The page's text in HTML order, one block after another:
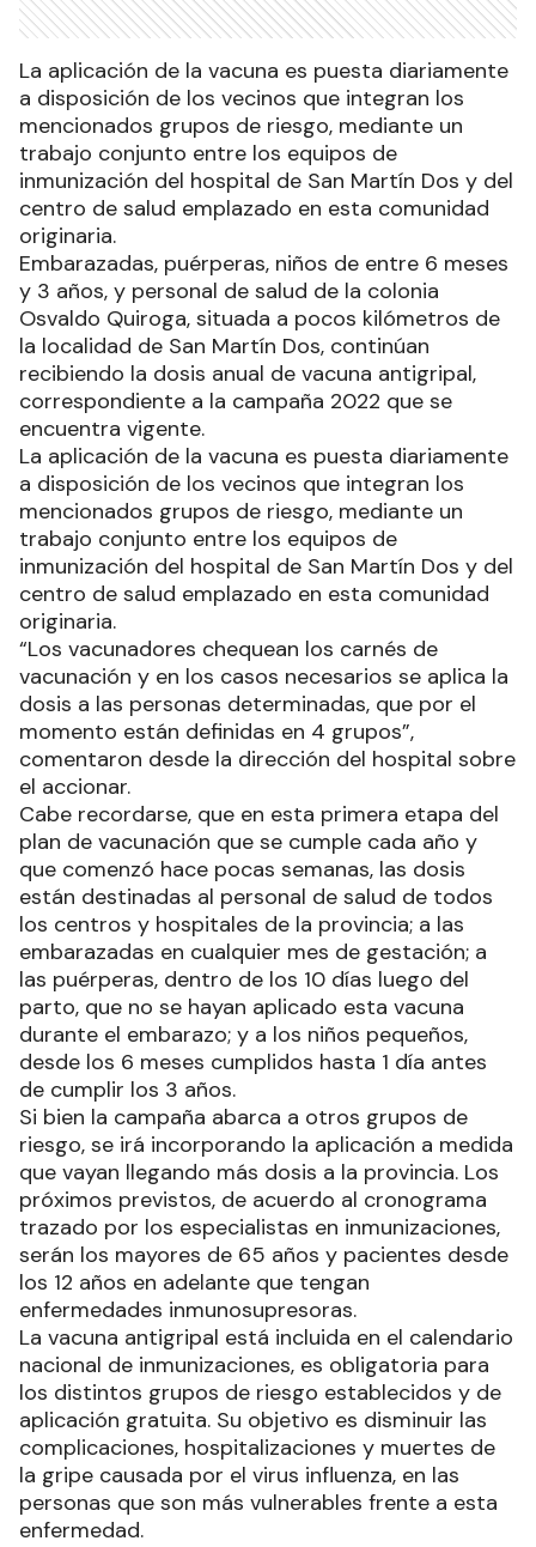
La aplicación de la vacuna es puesta diariamente
a disposición de los vecinos que integran los
mencionados grupos de riesgo, mediante un
trabajo conjunto entre los equipos de
inmunización del hospital de San Martín Dos y del
centro de salud emplazado en esta comunidad
originaria.
Embarazadas, puérperas, niños de entre 6 meses
y 3 años, y personal de salud de la colonia
Osvaldo Quiroga, situada a pocos kilómetros de
la localidad de San Martín Dos, continúan
recibiendo la dosis anual de vacuna antigripal,
correspondiente a la campaña 2022 que se
encuentra vigente.
La aplicación de la vacuna es puesta diariamente
a disposición de los vecinos que integran los
mencionados grupos de riesgo, mediante un
trabajo conjunto entre los equipos de
inmunización del hospital de San Martín Dos y del
centro de salud emplazado en esta comunidad
originaria.
“Los vacunadores chequean los carnés de
vacunación y en los casos necesarios se aplica la
dosis a las personas determinadas, que por el
momento están definidas en 4 grupos”,
comentaron desde la dirección del hospital sobre
el accionar.
Cabe recordarse, que en esta primera etapa del
plan de vacunación que se cumple cada año y
que comenzó hace pocas semanas, las dosis
están destinadas al personal de salud de todos
los centros y hospitales de la provincia; a las
embarazadas en cualquier mes de gestación; a
las puérperas, dentro de los 10 días luego del
parto, que no se hayan aplicado esta vacuna
durante el embarazo; y a los niños pequeños,
desde los 6 meses cumplidos hasta 1 día antes
de cumplir los 3 años.
Si bien la campaña abarca a otros grupos de
riesgo, se irá incorporando la aplicación a medida
que vayan llegando más dosis a la provincia. Los
próximos previstos, de acuerdo al cronograma
trazado por los especialistas en inmunizaciones,
serán los mayores de 65 años y pacientes desde
los 12 años en adelante que tengan
enfermedades inmunosupresoras.
La vacuna antigripal está incluida en el calendario
nacional de inmunizaciones, es obligatoria para
los distintos grupos de riesgo establecidos y de
aplicación gratuita. Su objetivo es disminuir las
complicaciones, hospitalizaciones y muertes de
la gripe causada por el virus influenza, en las
personas que son más vulnerables frente a esta
enfermedad.